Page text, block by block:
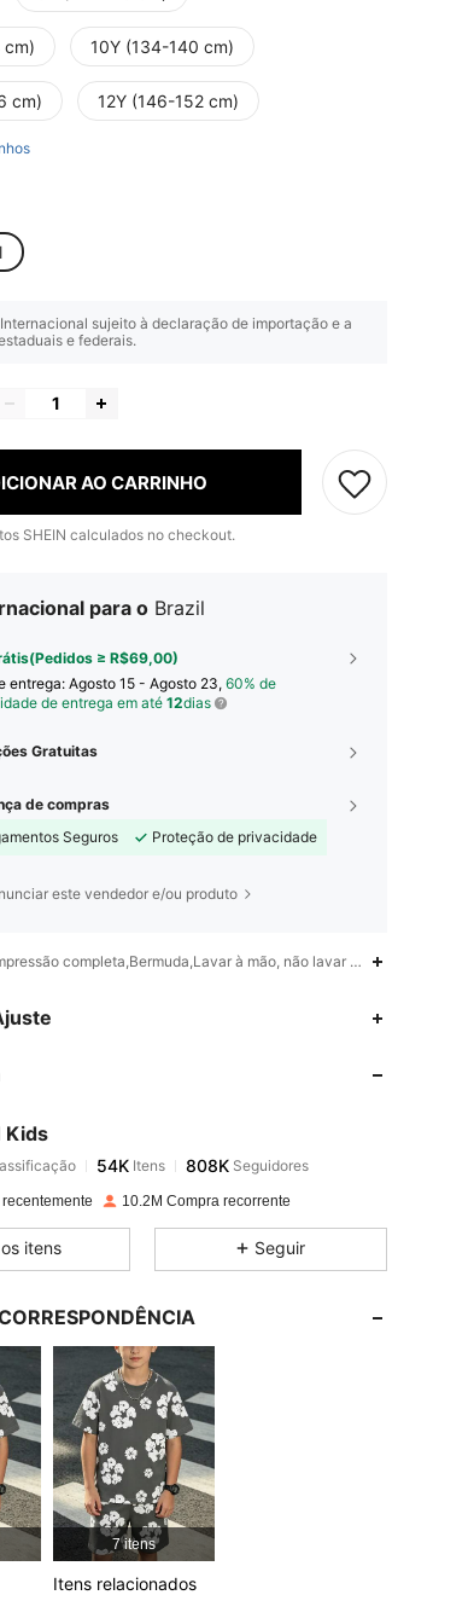
cm) 10Y (134-140 cm)
cm) 12Y (146-152 cm)
sujeito à declaração de importação e a
e federais.
AO CARRINHO
SHEIN calculados no checkout.
para o Brazil
≥ R$69,00)
entrega: Agosto 15 - Agosto 23, 60% de
de entrega em até 12dias
Gratuitas
de compras
Seguros
Proteção de privacidade
este vendedor e/ou produto
completa,Bermuda,Lavar à mão, não lavar a seco
Kids
pago 1 dia atrás
54K 808K
54K 808K
54K 808K
54K 808K
10.2M Compra recorrente
itens Seguir
7 itens
Itens relacionados